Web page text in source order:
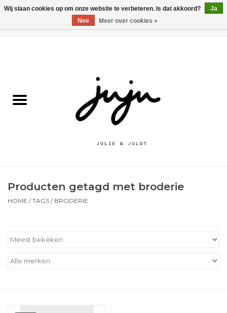
Kledij jongens
Schoenen
Producten getagd met broderie
HOME /TAGS / BRODERIE
Wij slaan cookies op om onze website te verbeteren. Is dat akkoord?
Ja
Nee
Meer over cookies »